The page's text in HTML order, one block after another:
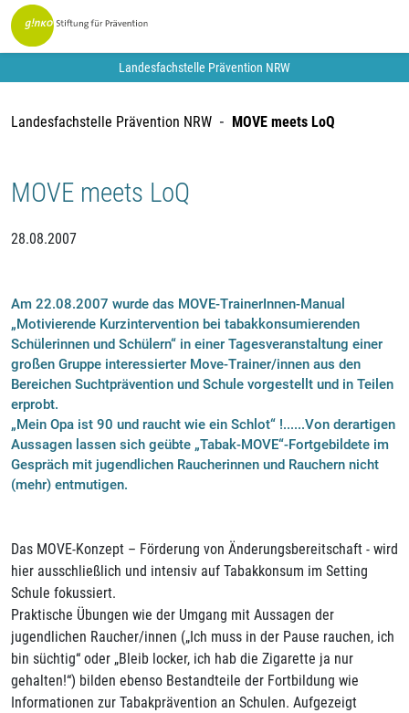
Landesfachstelle Prävention NRW
Landesfachstelle Prävention NRW MOVE meets LoQ
MOVE meets LoQ
28.08.2007
Am 22.08.2007 wurde das MOVE-TrainerInnen-Manual
„Motivierende Kurzintervention bei tabakkonsumierenden
Schülerinnen und Schülern“ in einer Tagesveranstaltung einer
großen Gruppe interessierter Move-Trainer/innen aus den
Bereichen Suchtprävention und Schule vorgestellt und in Teilen
erprobt.
„Mein Opa ist 90 und raucht wie ein Schlot“ !......Von derartigen
Aussagen lassen sich geübte „Tabak-MOVE“-Fortgebildete im
Gespräch mit jugendlichen Raucherinnen und Rauchern nicht
(mehr) entmutigen.
Das MOVE-Konzept – Förderung von Änderungsbereitschaft - wird
hier ausschließlich und intensiv auf Tabakkonsum im Setting
Schule fokussiert.
Praktische Übungen wie der Umgang mit Aussagen der
jugendlichen Raucher/innen („Ich muss in der Pause rauchen, ich
bin süchtig“ oder „Bleib locker, ich hab die Zigarette ja nur
gehalten!“) bilden ebenso Bestandteile der Fortbildung wie
Informationen zur Tabakprävention an Schulen. Aufgezeigt